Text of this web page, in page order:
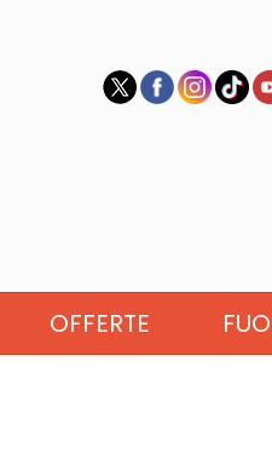
OFFERTE